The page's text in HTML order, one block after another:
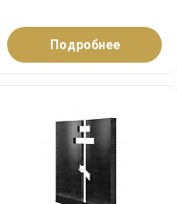
Подробнее